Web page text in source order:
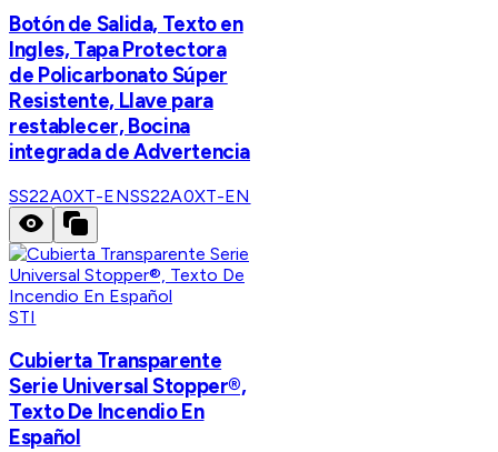
Botón de Salida, Texto en
Ingles, Tapa Protectora
de Policarbonato Súper
Resistente, Llave para
restablecer, Bocina
integrada de Advertencia
SS22A0XT-ENSS22A0XT-EN
STI
Cubierta Transparente
Serie Universal Stopper®,
Texto De Incendio En
Español